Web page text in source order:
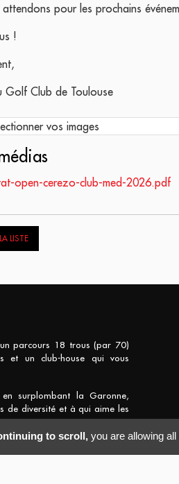
pour les prochains
!
Golf Club de Toulouse
vos images
open-cerezo-club-med-2026.pdf
LISTE
parcours 18 trous (par 70)
et un club-house qui vous
surplombant la Garonne,
de diversité et à qui aime les
to scroll,you are allowing